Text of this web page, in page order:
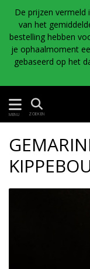
De prijzen vermeld
van het
bestelling hebben
je ophaalmoment
gebaseerd op het
MENU ZOEKEN